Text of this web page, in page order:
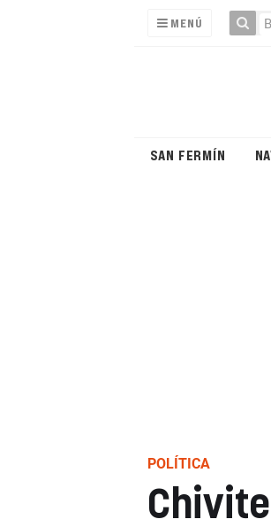
MENÚ
SAN FERMÍN
POLÍTICA